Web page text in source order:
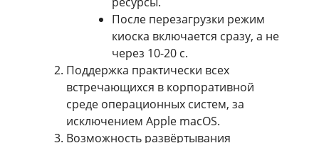
После перезагрузки режим
киоска включается сразу, а не
через 10-20 с.
Поддержка практически всех
встречающихся в корпоративной
среде операционных систем, за
исключением Apple macOS.
Возможность развёртывания